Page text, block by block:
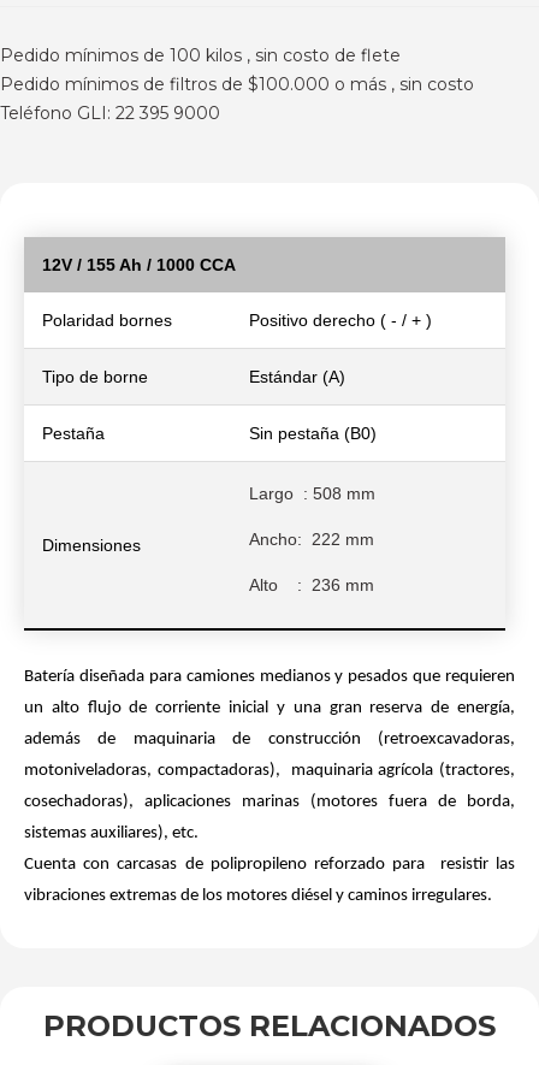
Pedido mínimos de 100 kilos , sin costo de flete
Pedido mínimos de filtros de $100.000 o más , sin costo
Teléfono GLI: 22 395 9000
12V / 155 Ah / 1000 CCA
Polaridad bornes Positivo derecho ( - / + )
Tipo de borne Estándar (A)
Pestaña Sin pestaña (B0)
Dimensiones
Largo : 508 mm
Ancho: 222 mm
Alto : 236 mm
Batería diseñada para camiones medianos y pesados que requieren
un alto flujo de corriente inicial y una gran reserva de energía,
además de maquinaria de construcción (retroexcavadoras,
motoniveladoras, compactadoras), maquinaria agrícola (tractores,
cosechadoras), aplicaciones marinas (motores fuera de borda,
sistemas auxiliares), etc.
Cuenta con carcasas de polipropileno reforzado para resistir las
vibraciones extremas de los motores diésel y caminos irregulares.
PRODUCTOS RELACIONADOS